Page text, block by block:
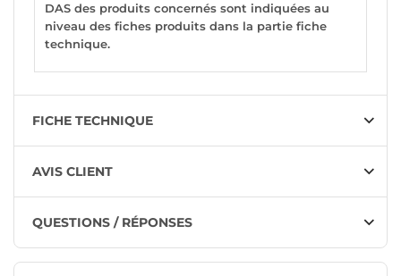
DAS des produits concernés sont indiquées au
niveau des fiches produits dans la partie fiche
technique.
FICHE TECHNIQUE
AVIS CLIENT
QUESTIONS / RÉPONSES